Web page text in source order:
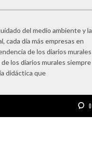
del medio ambiente y la
cada día más empresas en
de los diarios murales
los diarios murales siempre
didáctica que
0